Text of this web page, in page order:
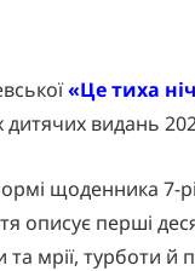
«Це тиха
дитячих видань
щоденника 7-
описує перші
та мрії, турботи